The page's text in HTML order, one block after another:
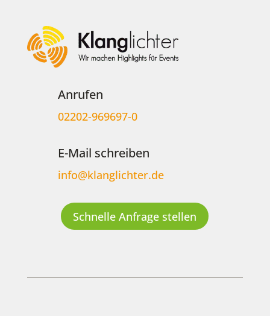
Anrufen
02202-969697-0
E-Mail schreiben
info@klanglichter.de
Schnelle Anfrage stellen